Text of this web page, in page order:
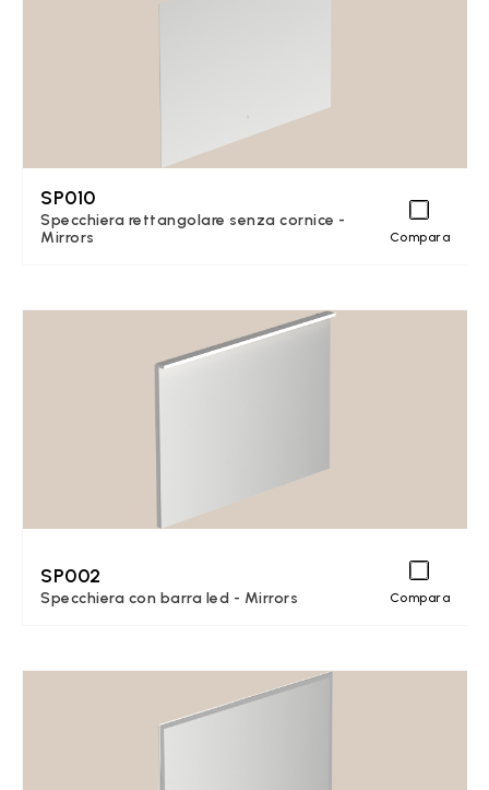
SP010
Specchiera rettangolare senza cornice -
Mirrors
Compara
SP002
Specchiera con barra led - Mirrors Compara